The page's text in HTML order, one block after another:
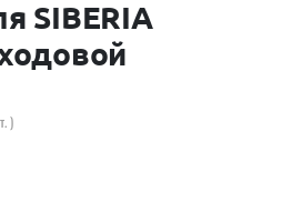
SIBERIA
)